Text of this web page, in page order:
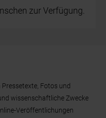
zur Verfügung.
Fotos und
wissenschaftliche Zwecke
Veröffentlichungen